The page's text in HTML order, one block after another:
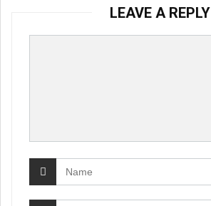
LEAVE A REPLY